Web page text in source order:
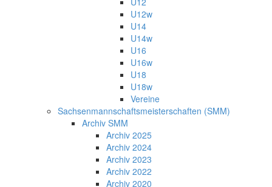
U12w
U14
U14w
U16
U16w
U18
U18w
Vereine
Sachsenmannschaftsmeisterschaften (SMM)
Archiv SMM
Archiv 2025
Archiv 2024
Archiv 2023
Archiv 2022
Archiv 2020